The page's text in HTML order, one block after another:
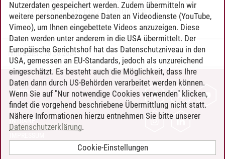
Wissenschaft nutzt Methoden I
Timo Leder/30.06.2024
KONTAKT
LEUPHANA ALS ARBEITGEBER
INTRANET
Nutzerdaten gespeichert werden. Zudem übermitteln wir
weitere personenbezogene Daten an Videodienste (YouTube,
Vimeo), um Ihnen eingebettete Videos anzuzeigen. Diese
Daten werden unter anderem in die USA übermittelt. Der
Europäische Gerichtshof hat das Datenschutzniveau in den
USA, gemessen an EU-Standards, jedoch als unzureichend
eingeschätzt. Es besteht auch die Möglichkeit, dass Ihre
Daten dann durch US-Behörden verarbeitet werden können.
Wenn Sie auf "Nur notwendige Cookies verwenden" klicken,
findet die vorgehend beschriebene Übermittlung nicht statt.
Nähere Informationen hierzu entnehmen Sie bitte unserer
Datenschutzerklärung.
Cookie-Einstellungen